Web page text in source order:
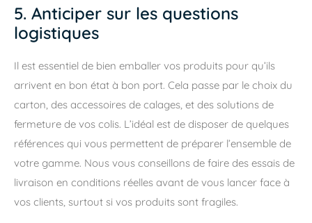
5. Anticiper sur les questions
logistiques
Il est essentiel de bien emballer vos produits pour qu’ils
arrivent en bon état à bon port. Cela passe par le choix du
carton, des accessoires de calages, et des solutions de
fermeture de vos colis. L’idéal est de disposer de quelques
références qui vous permettent de préparer l’ensemble de
votre gamme. Nous vous conseillons de faire des essais de
livraison en conditions réelles avant de vous lancer face à
vos clients, surtout si vos produits sont fragiles.